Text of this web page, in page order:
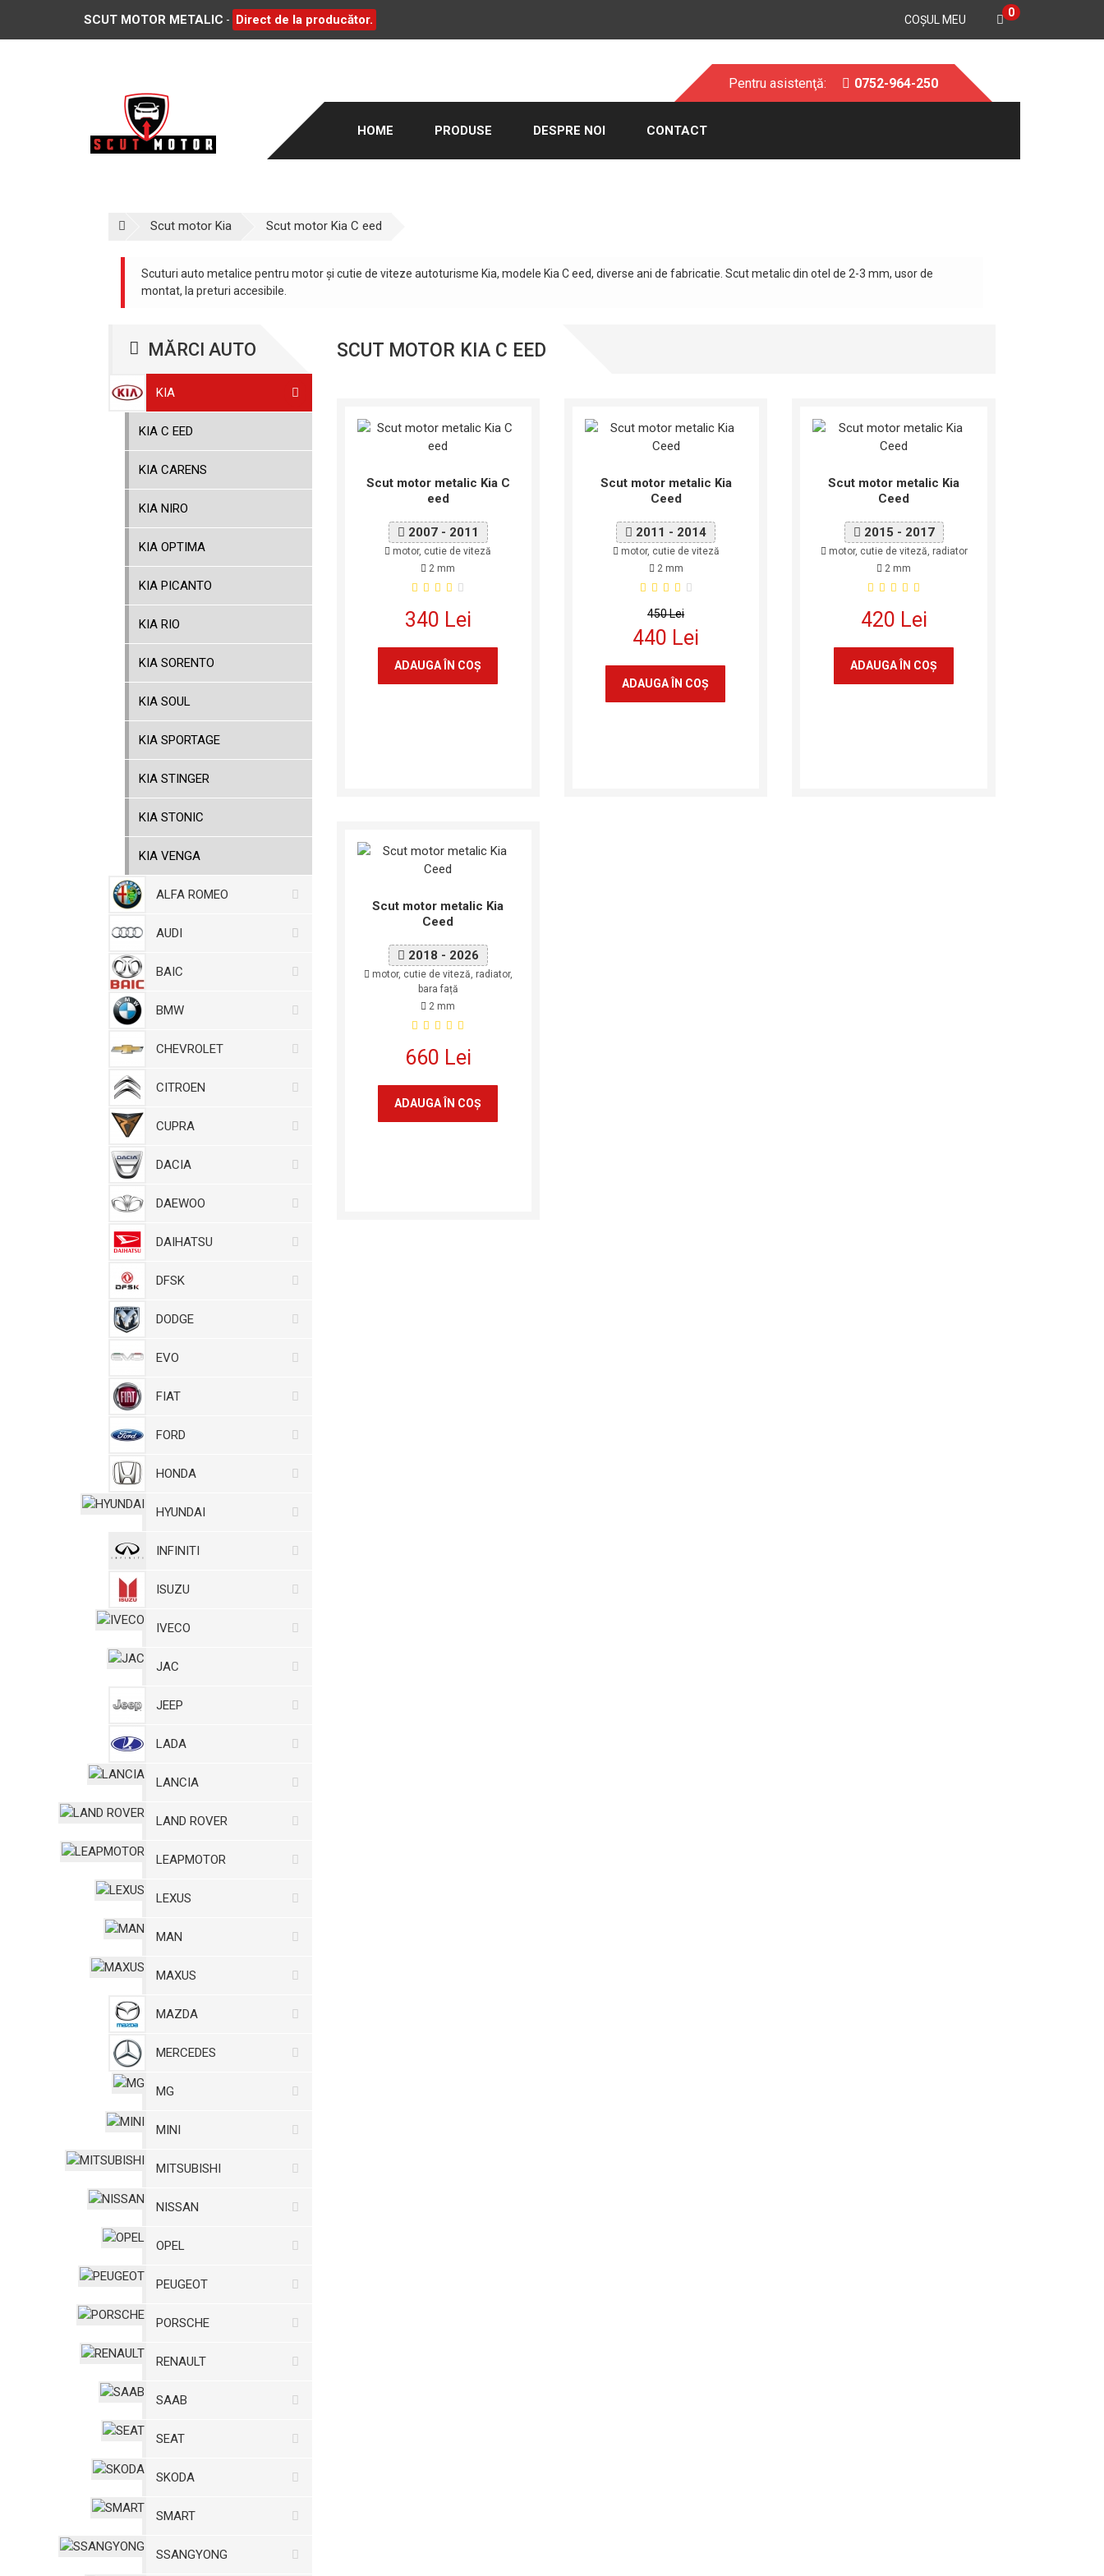
SCUT MOTOR METALIC - Direct de la producător. COŞUL MEU
0
Pentru asistenţă: 0752-964-250
HOME PRODUSE DESPRE NOI CONTACT
Scut motor Kia Scut motor Kia C eed
Scuturi auto metalice pentru motor și cutie de viteze autoturisme Kia, modele Kia C eed, diverse ani de fabricatie. Scut metalic din otel de 2-3 mm, usor de
montat, la preturi accesibile.
MĂRCI AUTO
KIA
KIA C EED
KIA CARENS
KIA NIRO
KIA OPTIMA
KIA PICANTO
KIA RIO
KIA SORENTO
KIA SOUL
KIA SPORTAGE
KIA STINGER
KIA STONIC
KIA VENGA
ALFA ROMEO
AUDI
BAIC
BMW
CHEVROLET
CITROEN
CUPRA
DACIA
DAEWOO
DAIHATSU
DFSK
DODGE
EVO
FIAT
FORD
HONDA
HYUNDAI
INFINITI
ISUZU
IVECO
JAC
JEEP
LADA
LANCIA
LAND ROVER
LEAPMOTOR
LEXUS
MAN
MAXUS
MAZDA
MERCEDES
MG
MINI
MITSUBISHI
NISSAN
OPEL
PEUGEOT
PORSCHE
RENAULT
SAAB
SEAT
SKODA
SMART
SSANGYONG
SCUT MOTOR KIA C EED
Scut motor metalic Kia C
eed
2007 - 2011
motor, cutie de viteză
2 mm
340 Lei
ADAUGA ÎN COŞ
Scut motor metalic Kia
Ceed
2011 - 2014
motor, cutie de viteză
2 mm
450 Lei
440 Lei
ADAUGA ÎN COŞ
Scut motor metalic Kia
Ceed
2015 - 2017
motor, cutie de viteză, radiator
2 mm
420 Lei
ADAUGA ÎN COŞ
Scut motor metalic Kia
Ceed
2018 - 2026
motor, cutie de viteză, radiator,
bara față
2 mm
660 Lei
ADAUGA ÎN COŞ